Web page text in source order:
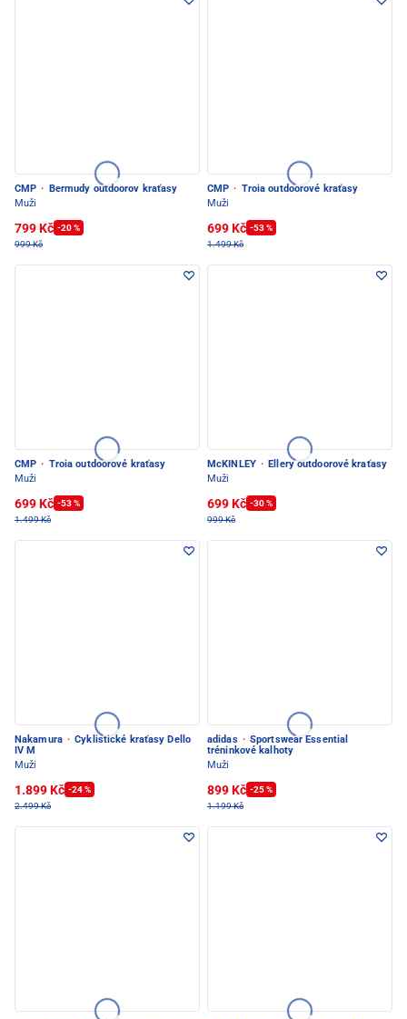
CMP ·
Bermudy outdoorov kraťasy
Muži
799 Kč -20 %
999 Kč
CMP · Troia outdoorové kraťasy
Muži
699 Kč -53 %
1.499 Kč
CMP · Troia outdoorové kraťasy
Muži
699 Kč -53 %
1.499 Kč
McKINLEY · Ellery outdoorové kraťasy
Muži
699 Kč -30 %
999 Kč
Nakamura · Cyklistické kraťasy Dello
IV M
Muži
1.899 Kč -24 %
2.499 Kč
adidas · Sportswear Essential
tréninkové kalhoty
Muži
899 Kč -25 %
1.199 Kč